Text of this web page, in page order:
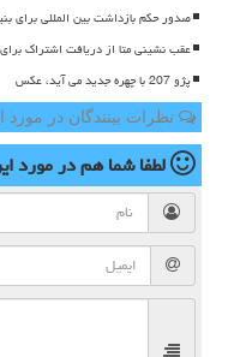
صدور حکم بازداشت بین المللی برای
عقب نشینی متا از دریافت اشتراک
پژو 207 با چهره جدید می آید، عکس
نظرات بینندگان در
لطفا شما همدر مورد